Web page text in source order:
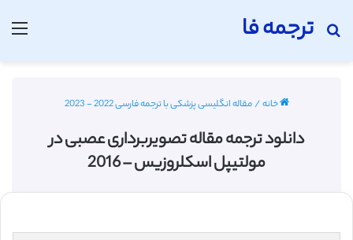
ترجمه فا
جستجو برای
خانه/مقاله انگلیسی پزشکی با ترجمه فارسی 2022 - 2023
دانلود ترجمه مقاله تصویربرداری عصبی در
مولتیپل اسکلروزیس – 2016